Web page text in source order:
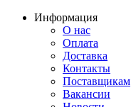
Информация
О нас
Оплата
Доставка
Контакты
Поставщикам
Вакансии